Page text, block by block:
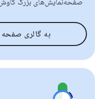
صفحه‌نمایش‌های بزرگ
به گالری